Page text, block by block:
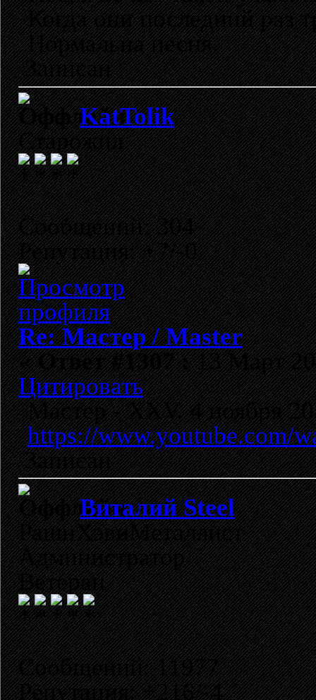
Когда они последний раз
Нормальна песня.
Записан
KatTolik
Старожил
Сообщений: 304
Репутация: +7/-0
Re: Мастер / Master
«Ответ #1307 :13 Март
Цитировать
Мастер - XXV. 4 ноября
https://www.youtube.com/
Записан
Виталий Steel
РашнХэвиМеталлист
Администратор
Ветеран
Сообщений: 11977
Репутация: +216/-4